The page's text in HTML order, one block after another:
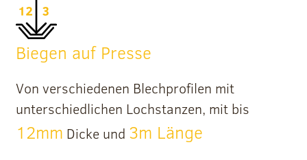
Biegen auf Presse
Von verschiedenen Blechprofilen mit
unterschiedlichen Lochstanzen, mit bis
12mm Dicke und 3m Länge